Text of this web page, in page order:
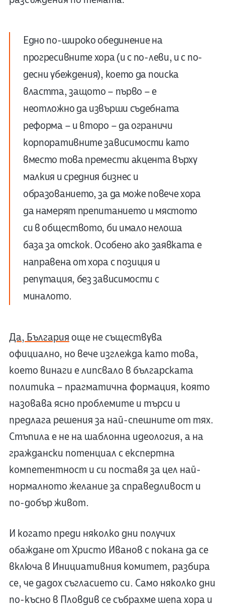
Едно по-широко обединение на
прогресивните хора (и с по-леви, и с по-
десни убеждения), което да поиска
властта, защото – първо – е
неотложно да извърши съдебната
реформа – и второ – да ограничи
корпоративните зависимости като
вместо това премести акцента върху
малкия и средния бизнес и
образованието, за да може повече хора
да намерят препитанието и мястото
си в обществото, би имало нелоша
база за отскок. Особено ако заявката е
направена от хора с позиция и
репутация, без зависимости с
миналото.
Да, България още не съществува
официално, но вече изглежда като това,
което винаги е липсвало в българската
политика – прагматична формация, която
назовава ясно проблемите и търси и
предлага решения за най-спешните от тях.
Стъпила е не на шаблонна идеология, а на
граждански потенциал с експертна
компетентност и си поставя за цел най-
нормалното желание за справедливост и
по-добър живот.
И когато преди няколко дни получих
обаждане от Христо Иванов с покана да се
включа в Инициативния комитет, разбира
се, че дадох съгласието си. Само няколко дни
по-късно в Пловдив се събрахме шепа хора и